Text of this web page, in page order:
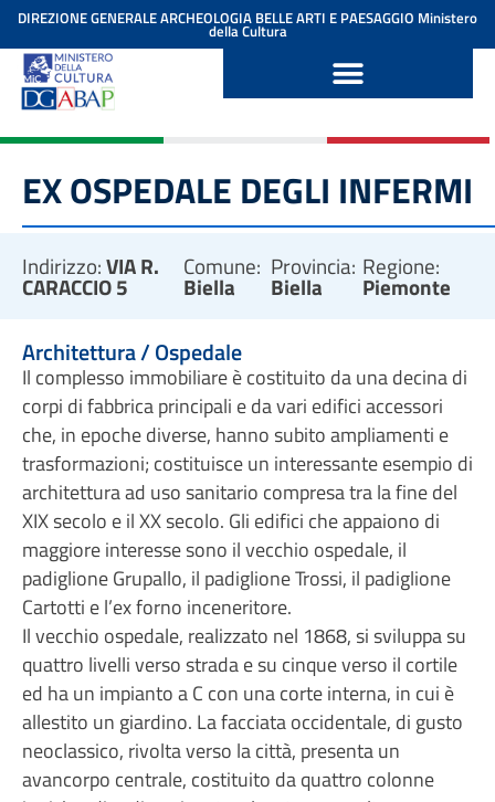
contenuto
DIREZIONE GENERALE ARCHEOLOGIA BELLE ARTI E PAESAGGIO Ministero
della Cultura
EX OSPEDALE DEGLI INFERMI
Indirizzo:VIA R.
CARACCIO 5
Comune:
Biella
Provincia:
Biella
Regione:
Piemonte
Architettura / Ospedale
Il complesso immobiliare è costituito da una decina di
corpi di fabbrica principali e da vari edifici accessori
che, in epoche diverse, hanno subito ampliamenti e
trasformazioni; costituisce un interessante esempio di
architettura ad uso sanitario compresa tra la fine del
XIX secolo e il XX secolo. Gli edifici che appaiono di
maggiore interesse sono il vecchio ospedale, il
padiglione Grupallo, il padiglione Trossi, il padiglione
Cartotti e l’ex forno inceneritore.
Il vecchio ospedale, realizzato nel 1868, si sviluppa su
quattro livelli verso strada e su cinque verso il cortile
ed ha un impianto a C con una corte interna, in cui è
allestito un giardino. La facciata occidentale, di gusto
neoclassico, rivolta verso la città, presenta un
avancorpo centrale, costituito da quattro colonne